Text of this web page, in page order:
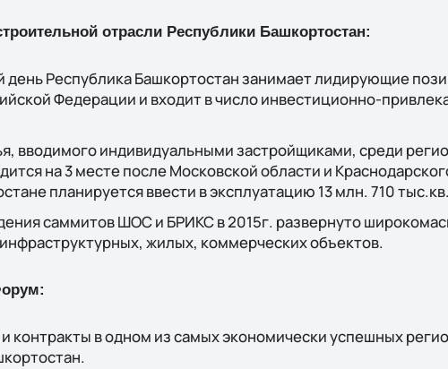
отрасли Республики Башкортостан:
день Республика Башкортостан занимает лидирующие
Федерации и входит в число инвестиционно-
вводимого индивидуальными застройщиками, среди
на 3 месте после Московской области и
планируется ввести в эксплуатацию 13 млн. 710
саммитов ШОС и БРИКС в 2015г. развeрнуто
жилых, коммерческих объектов.
контракты в одном из самых экономически успешных